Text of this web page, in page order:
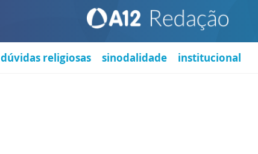
dúvidas religiosas sinodalidade institucional